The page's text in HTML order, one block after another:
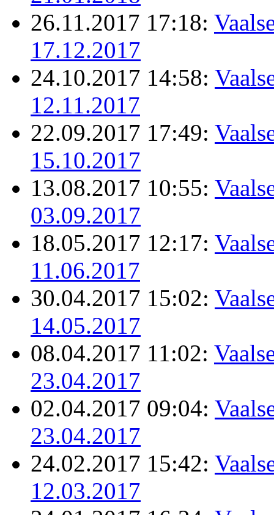
26.11.2017 17:18:
17.12.2017
24.10.2017 14:58:
12.11.2017
22.09.2017 17:49:
15.10.2017
13.08.2017 10:55:
03.09.2017
18.05.2017 12:17:
11.06.2017
30.04.2017 15:02:
14.05.2017
08.04.2017 11:02:
23.04.2017
02.04.2017 09:04:
23.04.2017
24.02.2017 15:42:
12.03.2017